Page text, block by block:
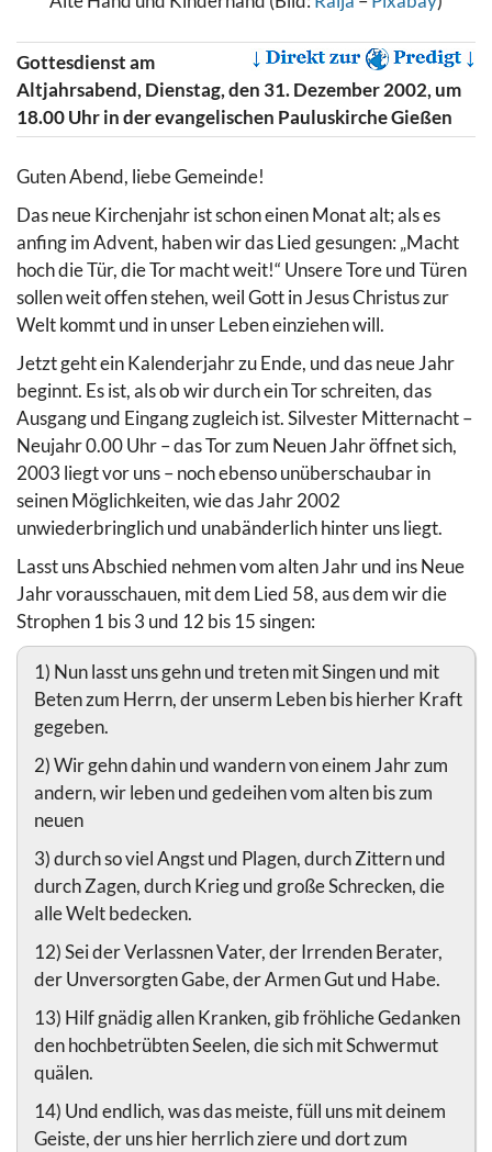
Gottesdienst am
Altjahrsabend, Dienstag, den 31. Dezember 2002, um
18.00 Uhr in der evangelischen Pauluskirche Gießen
Guten Abend, liebe Gemeinde!
Das neue Kirchenjahr ist schon einen Monat alt; als es
anfing im Advent, haben wir das Lied gesungen: „Macht
hoch die Tür, die Tor macht weit!“ Unsere Tore und Türen
sollen weit offen stehen, weil Gott in Jesus Christus zur
Welt kommt und in unser Leben einziehen will.
Jetzt geht ein Kalenderjahr zu Ende, und das neue Jahr
beginnt. Es ist, als ob wir durch ein Tor schreiten, das
Ausgang und Eingang zugleich ist. Silvester Mitternacht –
Neujahr 0.00 Uhr – das Tor zum Neuen Jahr öffnet sich,
2003 liegt vor uns – noch ebenso unüberschaubar in
seinen Möglichkeiten, wie das Jahr 2002
unwiederbringlich und unabänderlich hinter uns liegt.
Lasst uns Abschied nehmen vom alten Jahr und ins Neue
Jahr vorausschauen, mit dem Lied 58, aus dem wir die
Strophen 1 bis 3 und 12 bis 15 singen:
1) Nun lasst uns gehn und treten mit Singen und mit
Beten zum Herrn, der unserm Leben bis hierher Kraft
gegeben.
2) Wir gehn dahin und wandern von einem Jahr zum
andern, wir leben und gedeihen vom alten bis zum
neuen
3) durch so viel Angst und Plagen, durch Zittern und
durch Zagen, durch Krieg und große Schrecken, die
alle Welt bedecken.
12) Sei der Verlassnen Vater, der Irrenden Berater,
der Unversorgten Gabe, der Armen Gut und Habe.
13) Hilf gnädig allen Kranken, gib fröhliche Gedanken
den hochbetrübten Seelen, die sich mit Schwermut
quälen.
14) Und endlich, was das meiste, füll uns mit deinem
Geiste, der uns hier herrlich ziere und dort zum